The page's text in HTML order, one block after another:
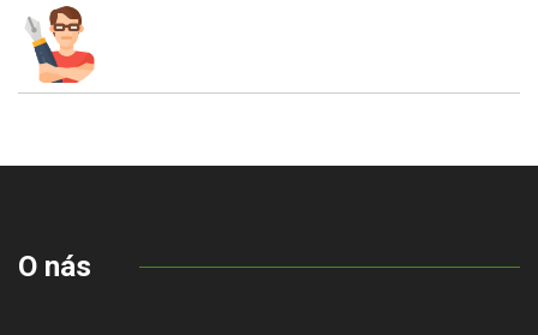
O nás